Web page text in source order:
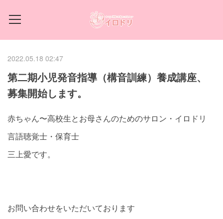
2022.05.18 02:47
第二期小児発音指導（構音訓練）養成講座、
募集開始します。
赤ちゃん〜高校生とお母さんのためのサロン・イロドリ
言語聴覚士・保育士
三上愛です。
お問い合わせをいただいております